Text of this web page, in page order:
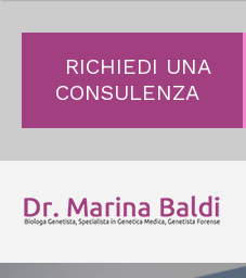
RICHIEDI UNA
CONSULENZA